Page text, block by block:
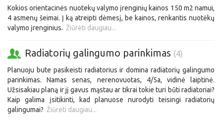
Kokios orientacinės nuotekų valymo įrenginių kainos 150 m2 namui,
4 asmenų šeimai. Į ką atreipti dėmesį, be kainos, renkantis nuotėkų
valymo įrenginius. Žiūrėti daugiau...
Radiatorių galingumo parinkimas (4)
Planuoju bute pasikeisti radiatorius ir domina radiatorių galingumo
parinkimas. Namas senas, nerenovuotas, 4/5a, vidinė laiptinė.
Užsisakiau planą ir jį gavus mąstau ar tikrai tokie turi būti radiatoriai?
Kaip galima įsitikinti, kad planuose nurodyti teisingi radiatorių
galingumai? Žiūrėti daugiau...